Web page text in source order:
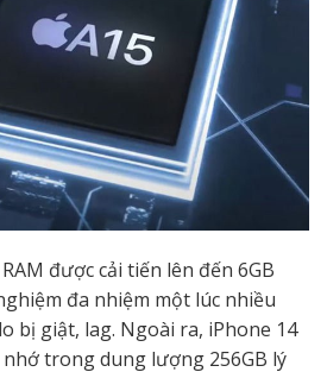
được cải tiến lên đến 6GB
đa nhiệm một lúc nhiều
bị giật, lag. Ngoài ra, iPhone 14
trong dung lượng 256GB lý